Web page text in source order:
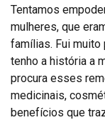
Tentamos
mulheres, que
famílias. Fui muito
tenho a história a
procura esses
medicinais,
benefícios que